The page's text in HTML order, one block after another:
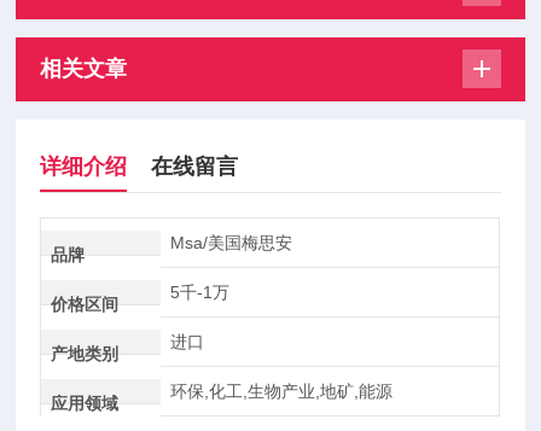
相关文章
详细介绍 在线留言
品牌
Msa/美国梅思安
价格区间
5千-1万
产地类别
进口
应用领域
环保,化工,生物产业,地矿,能源